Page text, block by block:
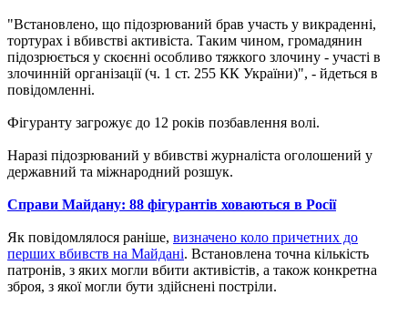
"Встановлено, що підозрюваний брав участь у викраденні,
тортурах і вбивстві активіста. Таким чином, громадянин
підозрюється у скоєнні особливо тяжкого злочину - участі в
злочинній організації (ч. 1 ст. 255 КК України)", - йдеться в
повідомленні.
Фігуранту загрожує до 12 років позбавлення волі.
Наразі підозрюваний у вбивстві журналіста оголошений у
державний та міжнародний розшук.
Справи Майдану: 88 фігурантів ховаються в Росії
Як повідомлялося раніше, визначено коло причетних до
перших вбивств на Майдані. Встановлена ​​точна кількість
патронів, з яких могли вбити активістів, а також конкретна
зброя, з якої могли бути здійснені постріли.